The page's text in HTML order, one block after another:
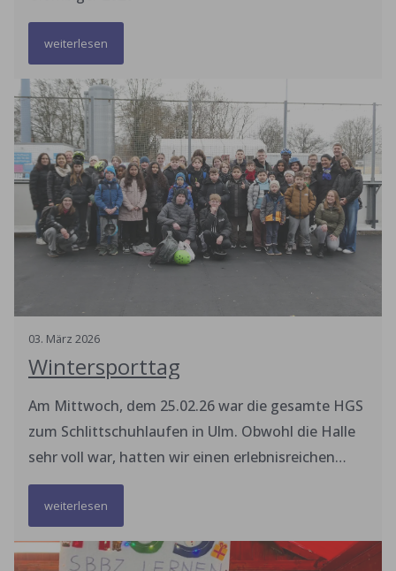
weiterlesen
03. März 2026
Wintersporttag
Am Mittwoch, dem 25.02.26 war die gesamte HGS
zum Schlittschuhlaufen in Ulm. Obwohl die Halle
sehr voll war, hatten wir einen erlebnisreichen
Tag. Der Eintritt und die Ausleiheder
Schlittschuhe konnte vom Verkaufserlös es
weiterlesen